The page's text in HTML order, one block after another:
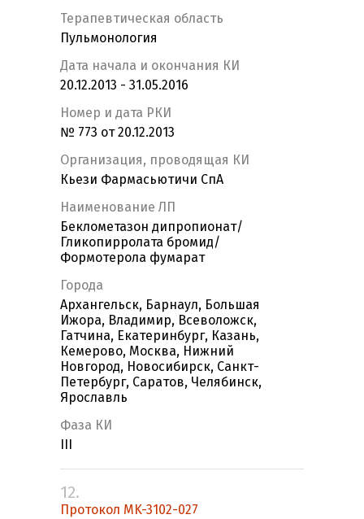
Терапевтическая область
Пульмонология
Дата начала и окончания КИ
20.12.2013 - 31.05.2016
Номер и дата РКИ
№ 773 от 20.12.2013
Организация, проводящая КИ
Кьези Фармасьютичи СпА
Наименование ЛП
Беклометазон дипропионат/
Гликопирролата бромид/
Формотерола фумарат
Города
Архангельск, Барнаул, Большая
Ижора, Владимир, Всеволожск,
Гатчина, Екатеринбург, Казань,
Кемерово, Москва, Нижний
Новгород, Новосибирск, Санкт-
Петербург, Саратов, Челябинск,
Ярославль
Фаза КИ
12.
Протокол MK-3102-027